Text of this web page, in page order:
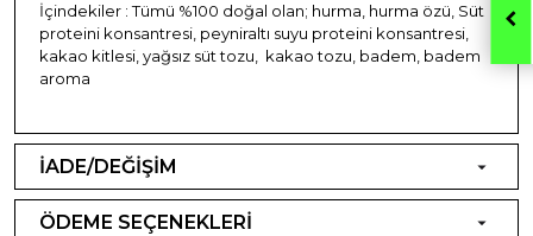
İçindekiler : Tümü %100 doğal olan; hurma, hurma özü, Süt
proteini konsantresi, peyniraltı suyu proteini konsantresi,
kakao kitlesi, yağsız süt tozu, kakao tozu, badem, badem
aroma
İADE/DEĞİŞİM
ÖDEME SEÇENEKLERİ